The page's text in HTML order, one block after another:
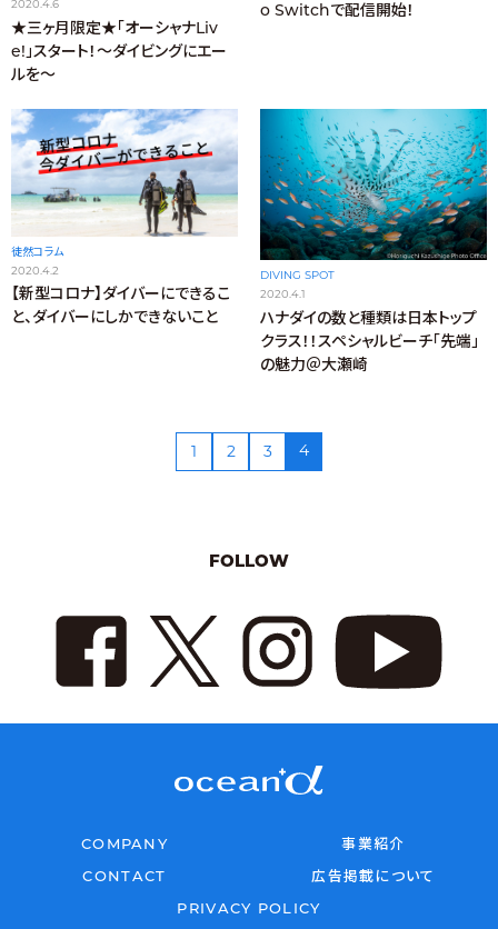
2020.4.6
★三ヶ月限定★「オーシャナLiv
e!」スタート！〜ダイビングにエー
ルを〜
o Switchで配信開始！
徒然コラム
2020.4.2
【新型コロナ】ダイバーにできるこ
と、ダイバーにしかできないこと
DIVING SPOT
2020.4.1
ハナダイの数と種類は日本トップ
クラス！！スペシャルビーチ「先端」
の魅力＠大瀬崎
1 2 3 4
FOLLOW
COMPANY
事業紹介
CONTACT
広告掲載について
PRIVACY POLICY